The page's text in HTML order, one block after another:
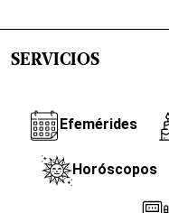
SERVICIOS
Efemérides
Horóscopos